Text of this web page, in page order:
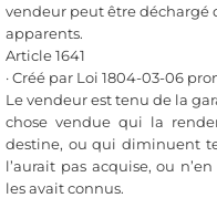
vendeur peut être déchargé
apparents.
Article 1641
· Créé par Loi 1804-03-06
Le vendeur est tenu de la
chose vendue qui la
destine, ou qui diminuent
l’aurait pas acquise, ou
les avait connus.